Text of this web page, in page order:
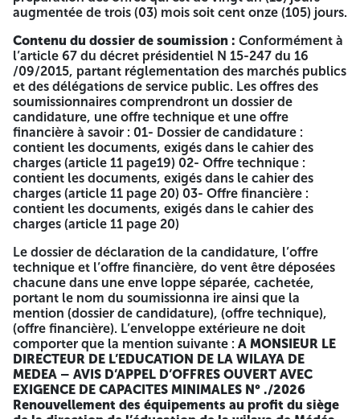
d’éligibilité suivantes Conformément à l’article 43, 44,45
du décret présidentiel N 12-23 du 05 /08/2023, partant
réglementation des marchés publics et des délégations de
service public.
En cas de soumissionnaire seul :
Les soumissionnaires doivent obligatoirement disposer
de tous les documents prouvant leur moyens
financiers et matériels activité principale+(attestation
d’empots C20). -Les soumissionnaires doivent
obligatoirement présenter dans leurs offres au moins
une (01) attestation de bonne exécution pour une
réalisation similaire depuis 2017. -Les soumissionnaires
doivent obligatoirement avoir une moyenne de chiffre
d’affaires des trois (03) meilleures années depuis
l’année 2017 de : 1.550.000.00 DA pour les
soumissionnaires de lot N4 -Les soumissionnaires
doivent obligatoirement présenter une fiche
technique individuelle pour chaque article de chaque
lot comprenant les mesures requises dans le cahier de
charge.
Retrait des cahiers de charges :Il est à préciser que les
candidats intéressés par l’offre peuvent retirer le cahier des
charges l’adresse ci-après :DIRECTION DE L’EDUCATION
DE LA WILAYA DE MEDEA Boulevard Salvador Allande
Quartier M’sallah MEDEA
augmentée de trois (03) mois soit cent onze (105) jours.
Contenu du dossier de soumission : Conformément à
l’article 67 du décret présidentiel N 15-247 du 16
/09/2015, partant réglementation des marchés publics
et des délégations de service public. Les offres des
soumissionnaires comprendront un dossier de
candidature, une offre technique et une offre
financière à savoir : 01- Dossier de candidature :
contient les documents, exigés dans le cahier des
charges (article 11 page19) 02- Offre technique :
contient les documents, exigés dans le cahier des
charges (article 11 page 20) 03- Offre financière :
contient les documents, exigés dans le cahier des
charges (article 11 page 20)
Le dossier de déclaration de la candidature, l’offre
technique et l’offre financière, do vent être déposées
chacune dans une enve loppe séparée, cachetée,
portant le nom du soumissionna ire ainsi que la
mention (dossier de candidature), (offre technique),
(offre financière). L’enveloppe extérieure ne doit
comporter que la mention suivante : A MONSIEUR LE
DIRECTEUR DE L’EDUCATION DE LA WILAYA DE
MEDEA – AVIS D’APPEL D’OFFRES OUVERT AVEC
EXIGENCE DE CAPACITES MINIMALES N° ./2026
Renouvellement des équipements au profit du siège